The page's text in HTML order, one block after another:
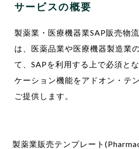
サービスの概要
製薬業・医療機器業SAP販売物
は、医薬品業や医療機器製造業
て、SAPを利用する上で必須と
ケーション機能をアドオン・テ
ご提供します。
製薬業販売テンプレート